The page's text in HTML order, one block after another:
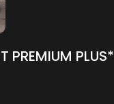
PREMIUM PLUS*